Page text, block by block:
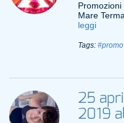
Mare
leggi
Tags: #promo
25
2019